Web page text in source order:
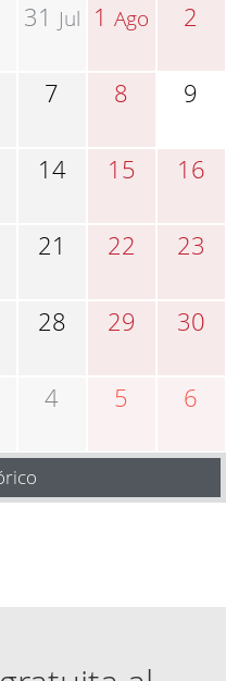
31 Jul 1Ago 2
7 8 9
14 15 16
21 22 23
28 29 30
4 5 6